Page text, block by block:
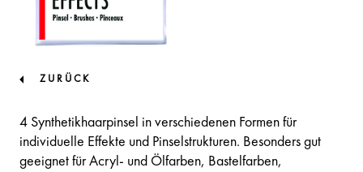
ZURÜCK
4 Synthetikhaarpinsel in verschiedenen Formen für
individuelle Effekte und Pinselstrukturen. Besonders gut
geeignet für Acryl- und Ölfarben, Bastelfarben,